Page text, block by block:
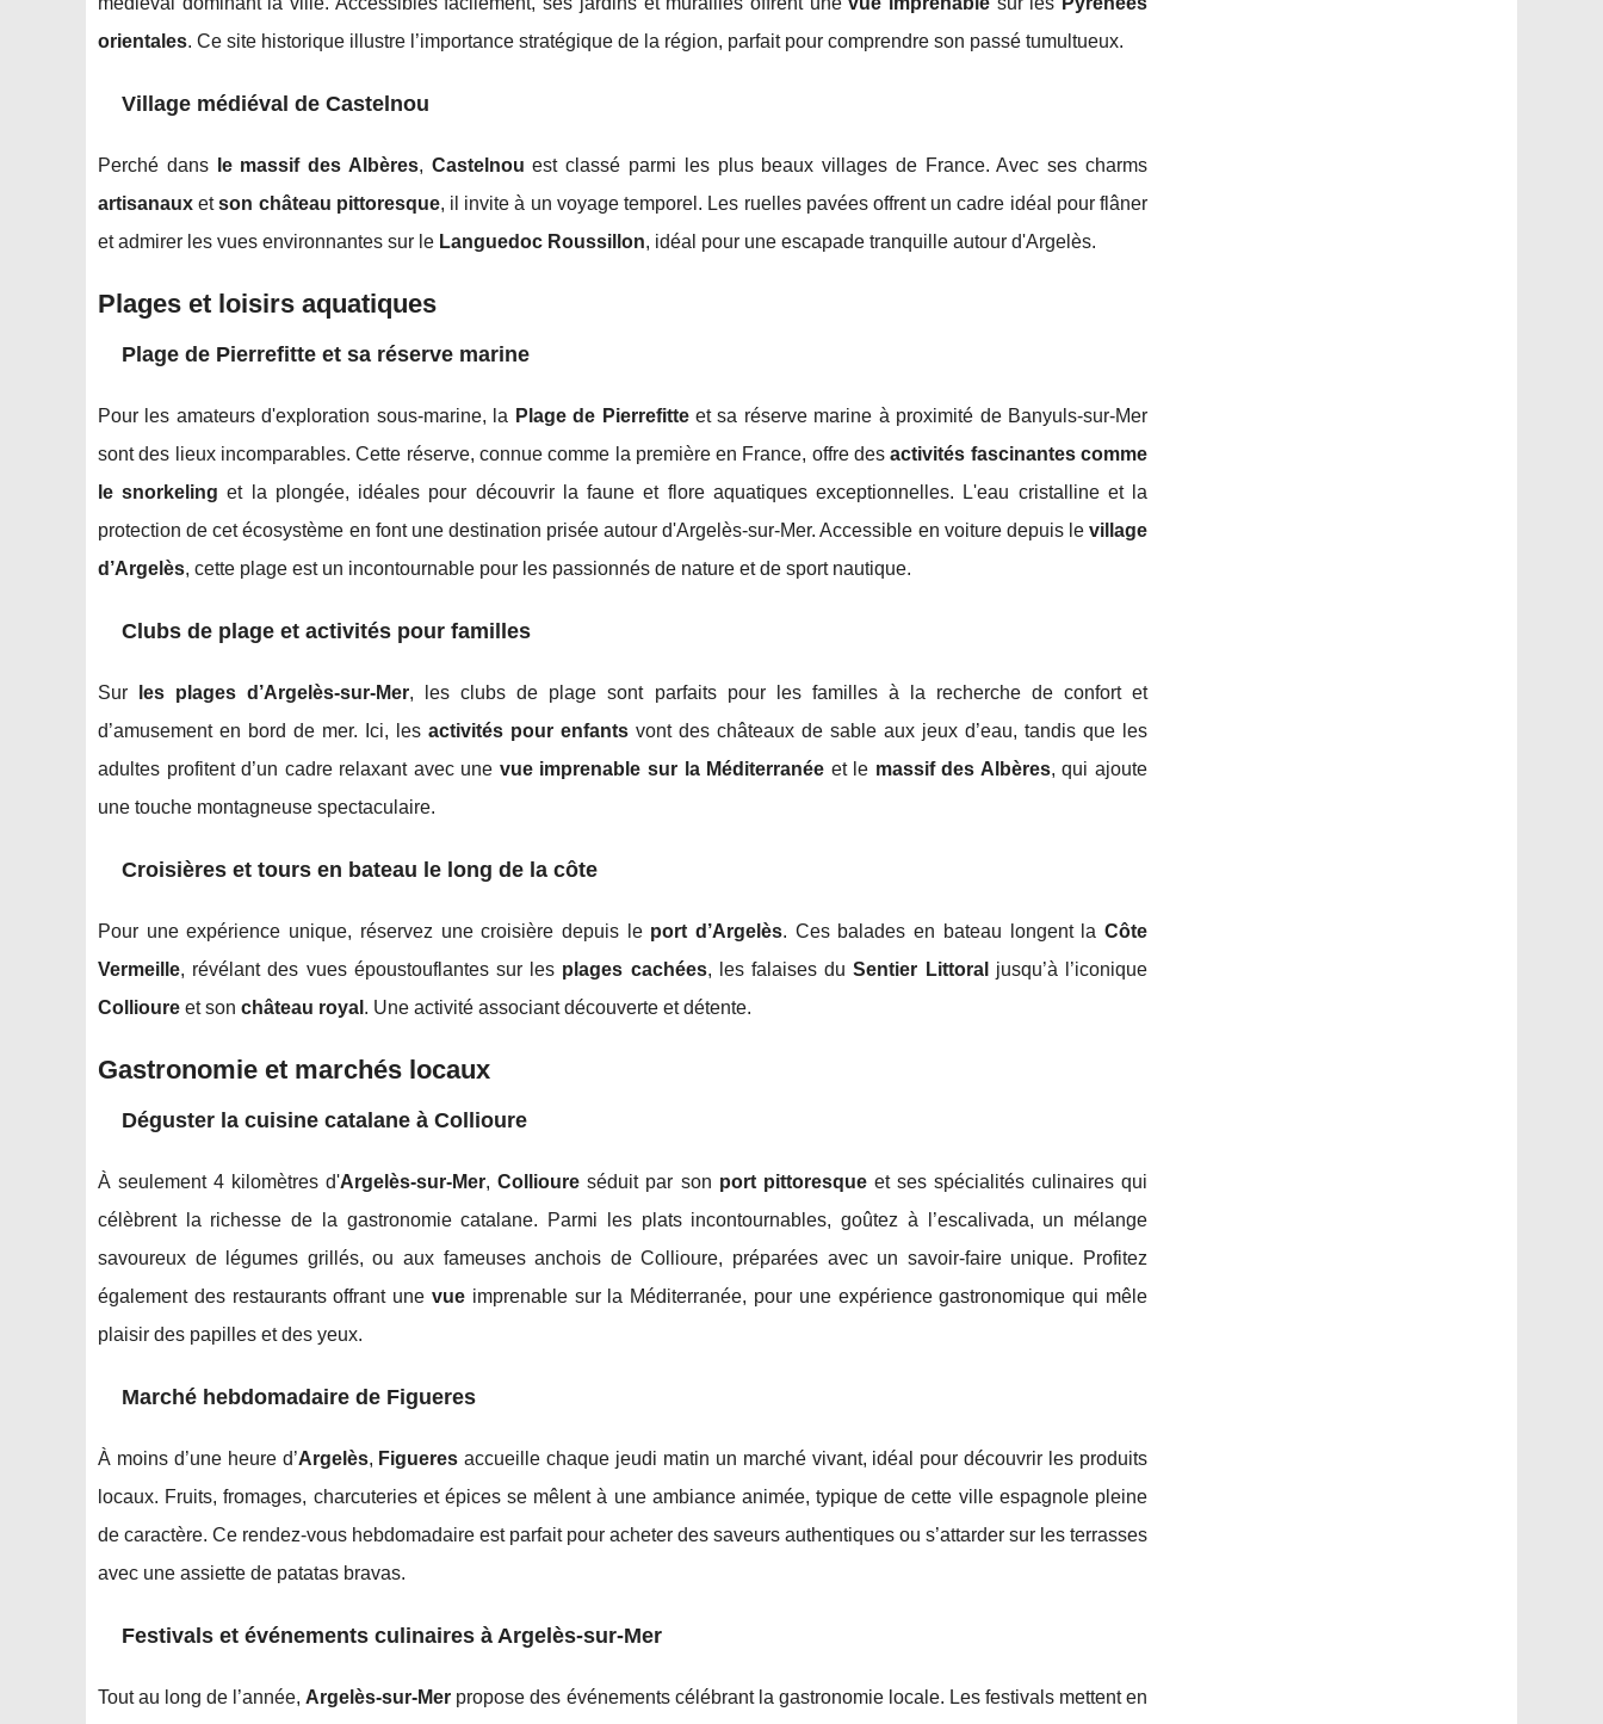
orientales. Ce site historique illustre l’importance stratégique de la région, parfait pour comprendre son passé tumultueux.
Village médiéval de Castelnou
Perché dans le massif des Albères, Castelnou est classé parmi les plus beaux villages de France. Avec ses charms
artisanaux etson château pittoresque, il invite à un voyage temporel. Les ruelles pavées offrent un cadre idéal pour flâner
et admirer les vues environnantes sur le Languedoc Roussillon, idéal pour une escapade tranquille autour d'Argelès.
Plages et loisirs aquatiques
Plage de Pierrefitte et sa réserve marine
Pour les amateurs d'exploration sous-marine, la Plage de Pierrefitteet sa réserve marine à proximité de Banyuls-sur-Mer
sont des lieux incomparables. Cette réserve, connue comme la première en France, offre desactivités fascinantes comme
le snorkeling et la plongée, idéales pour découvrir la faune et flore aquatiques exceptionnelles. L'eau cristalline et la
protection de cet écosystème en font une destination prisée autour d'Argelès-sur-Mer. Accessible en voiture depuis le village
d’Argelès, cette plage est un incontournable pour les passionnés de nature et de sport nautique.
Clubs de plage et activités pour familles
Sur les plages d’Argelès-sur-Mer, les clubs de plage sont parfaits pour les familles à la recherche de confort et
d’amusement en bord de mer. Ici, les activités pour enfants vont des châteaux de sable aux jeux d’eau, tandis que les
adultes profitent d’un cadre relaxant avec une vue imprenable sur la Méditerranée et le massif des Albères, qui ajoute
une touche montagneuse spectaculaire.
Croisières et tours en bateau le long de la côte
Pour une expérience unique, réservez une croisière depuis le port d’Argelès. Ces balades en bateau longent laCôte
Vermeille, révélant des vues époustouflantes sur les plages cachées, les falaises duSentier Littoral
jusqu’à l’iconique
Collioure et son château royal . Une activité associant découverte et détente.
Gastronomie et marchés locaux
Déguster la cuisine catalane à Collioure
À seulement 4 kilomètres d'Argelès-sur-Mer,Collioure séduit par son port pittoresqueet ses spécialités culinaires qui
célèbrent la richesse de la gastronomie catalane. Parmi les plats incontournables, goûtez à l’escalivada, un mélange
savoureux de légumes grillés, ou aux fameuses anchois de Collioure, préparées avec un savoir-faire unique. Profitez
également des restaurants offrant une vue imprenable sur la Méditerranée, pour une expérience gastronomique qui mêle
plaisir des papilles et des yeux.
Marché hebdomadaire de Figueres
À moins d’une heure d’Argelès, Figueres accueille chaque jeudi matin un marché vivant, idéal pour découvrir les produits
locaux. Fruits, fromages, charcuteries et épices se mêlent à une ambiance animée, typique de cette ville espagnole pleine
de caractère. Ce rendez-vous hebdomadaire est parfait pour acheter des saveurs authentiques ou s’attarder sur les terrasses
avec une assiette de patatas bravas.
Festivals et événements culinaires à Argelès-sur-Mer
Tout au long de l’année, Argelès-sur-Mer propose des événements célébrant la gastronomie locale. Les festivals mettent en